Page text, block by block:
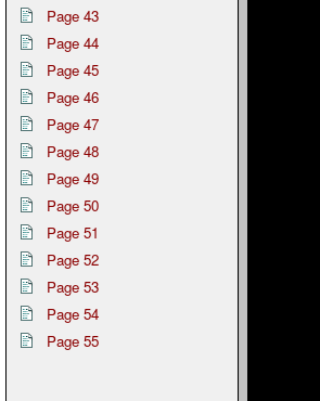
Page 43
Page 44
Page 45
Page 46
Page 47
Page 48
Page 49
Page 50
Page 51
Page 52
Page 53
Page 54
Page 55